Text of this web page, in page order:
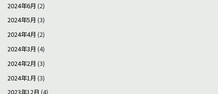
2024年6月 (2)
2024年5月 (3)
2024年4月 (2)
2024年3月 (4)
2024年2月 (3)
2024年1月 (3)
2023年12月 (4)